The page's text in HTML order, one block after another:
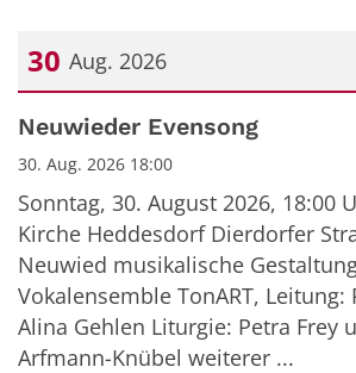
30 Aug. 2026
Datum: 30. August 2026
Neuwieder Evensong
30. Aug. 2026 18:00
Sonntag, 30. August 2026, 18:00
Kirche Heddesdorf Dierdorfer
Neuwied musikalische
Vokalensemble TonART, Leitung:
Alina Gehlen Liturgie: Petra Frey
Arfmann-Knübel weiterer ...